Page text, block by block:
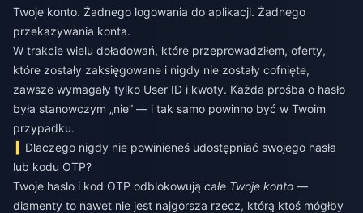
Twoje konto. Żadnego logowania do aplikacji. Żadnego
przekazywania konta.
W trakcie wielu doładowań, które przeprowadziłem, oferty,
które zostały zaksięgowane i nigdy nie zostały cofnięte,
zawsze wymagały tylko User ID i kwoty. Każda prośba o hasło
była stanowczym „nie” — i tak samo powinno być w Twoim
przypadku.
Dlaczego nigdy nie powinieneś udostępniać swojego hasła
lub kodu OTP?
Twoje hasło i kod OTP odblokowują całe Twoje konto —
diamenty to nawet nie jest najgorsza rzecz, którą ktoś mógłby